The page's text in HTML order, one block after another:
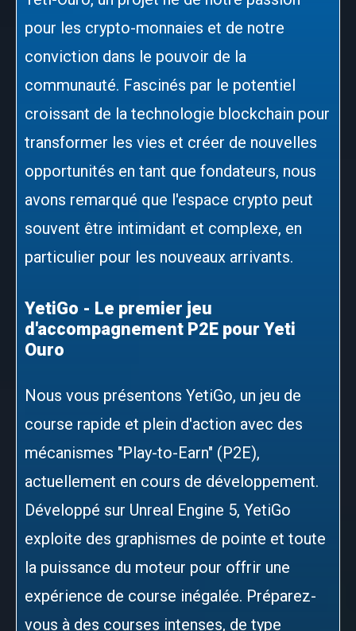
pour les crypto-monnaies et de notre
conviction dans le pouvoir de la
communauté. Fascinés par le potentiel
croissant de la technologie blockchain pour
transformer les vies et créer de nouvelles
opportunités en tant que fondateurs, nous
avons remarqué que l'espace crypto peut
souvent être intimidant et complexe, en
particulier pour les nouveaux arrivants.
YetiGo - Le premier jeu
d'accompagnement P2E pour Yeti
Ouro
Nous vous présentons YetiGo, un jeu de
course rapide et plein d'action avec des
mécanismes "Play-to-Earn" (P2E),
actuellement en cours de développement.
Développé sur Unreal Engine 5, YetiGo
exploite des graphismes de pointe et toute
la puissance du moteur pour offrir une
expérience de course inégalée. Préparez-
vous à des courses intenses, de type